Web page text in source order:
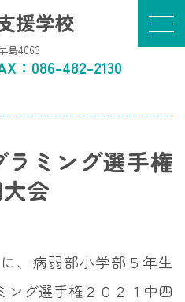
援学校
島4063
：086-482-2130
ラミング選手権
会
、病弱部小学部５年生
ング選手権２０２１中四